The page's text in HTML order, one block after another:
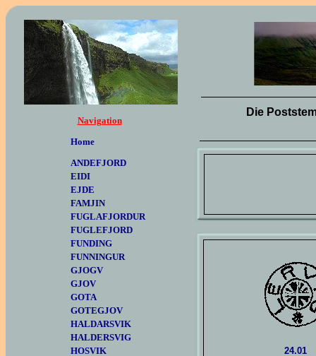
Navigation
Home
ANDEFJORD
EIDI
EJDE
FAMJIN
FUGLAFJORDUR
FUGLEFJORD
FUNDING
FUNNINGUR
GJOGV
GJOV
GOTA
GOTEGJOV
HALDARSVIK
HALDERSVIG
HOSVIK
Die
24.01